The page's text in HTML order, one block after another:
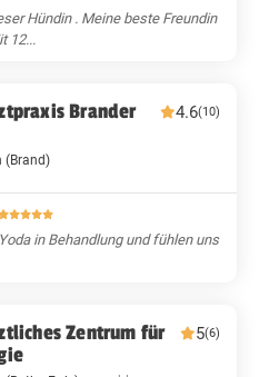
Hündin . Meine beste Freundin
Brander
4.6(10)
(Brand)
in Behandlung und fühlen uns
Zentrum für
5(6)